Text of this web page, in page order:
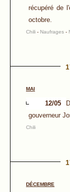
récupéré de
octobre.
Chili - Naufrages -
MAI
12/05
gouverneur
Chili
DÉCEMBRE